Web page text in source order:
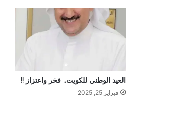
العيد الوطني للكويت.. فخر واعتزاز !!
فبراير 25, 2025